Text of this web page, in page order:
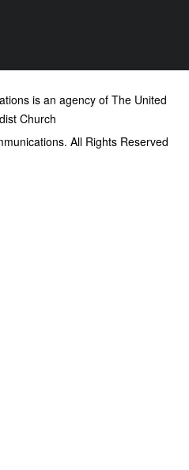
is an agency of The United
Church
All Rights Reserved